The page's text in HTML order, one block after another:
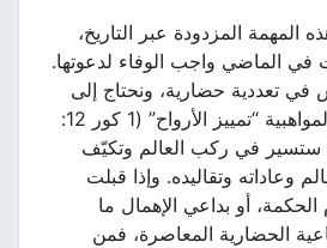
المزدودة عبر التاريخ،
في الماضي واجب الوفاء لدعوتها.
تعددية حضارية، ونحتاج إلى
معايير كنسية عالية المواهبية “تمييز الأرواح” (1 كور 12:
ستسير في ركب العالم وتكيّف
وعاداته وتقاليده. وإذا قبلت
أو بداعي الإهمال ما
الحضارية المعاصرة، فمن